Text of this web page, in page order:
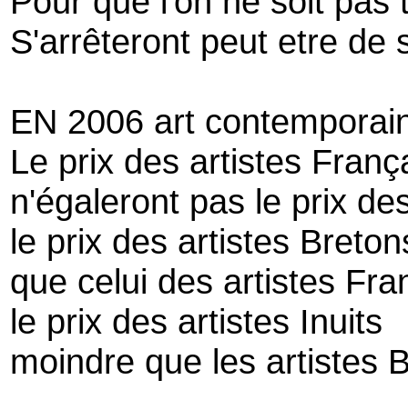
S'arrêteront peut etre de
EN 2006 art
Le prix des artistes
n'égaleront pas le prix
le prix des artistes
que celui des artistes
le prix des artistes Inuits
moindre que les artistes